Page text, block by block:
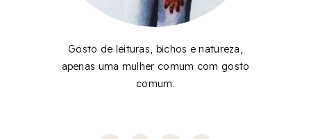
Gosto de leituras, bichos e natureza,
apenas uma mulher comum com gosto
comum.